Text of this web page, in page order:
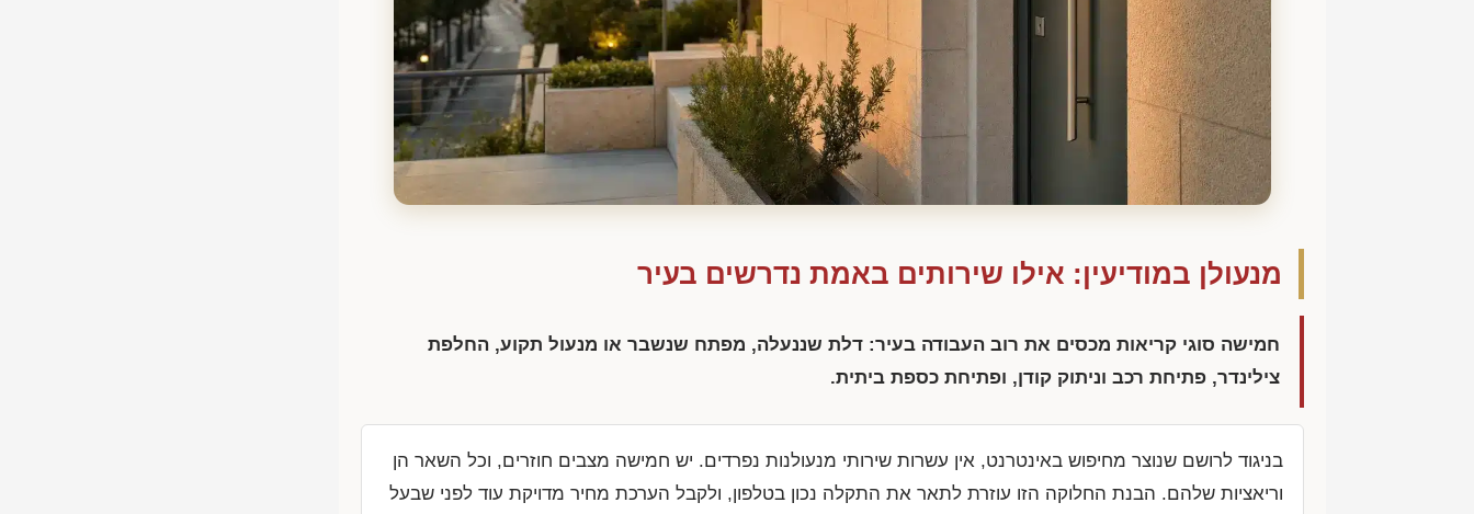
מנעולן במודיעין: אילו שירותים באמת נדרשים בעיר
חמישה סוגי קריאות מכסים את רוב העבודה בעיר: דלת שננעלה, מפתח שנשבר או מנעול תקוע, החלפת
צילינדר, פתיחת רכב וניתוק קודן, ופתיחת כספת ביתית.
בניגוד לרושם שנוצר מחיפוש באינטרנט, אין עשרות שירותי מנעולנות נפרדים. יש חמישה מצבים חוזרים, וכל השאר הן
וריאציות שלהם. הבנת החלוקה הזו עוזרת לתאר את התקלה נכון בטלפון, ולקבל הערכת מחיר מדויקת עוד לפני שבעל